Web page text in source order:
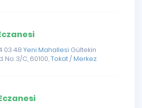
03 48 Yeni Mahallesi Gültekin
3/C, 60100,Tokat/ Merkez